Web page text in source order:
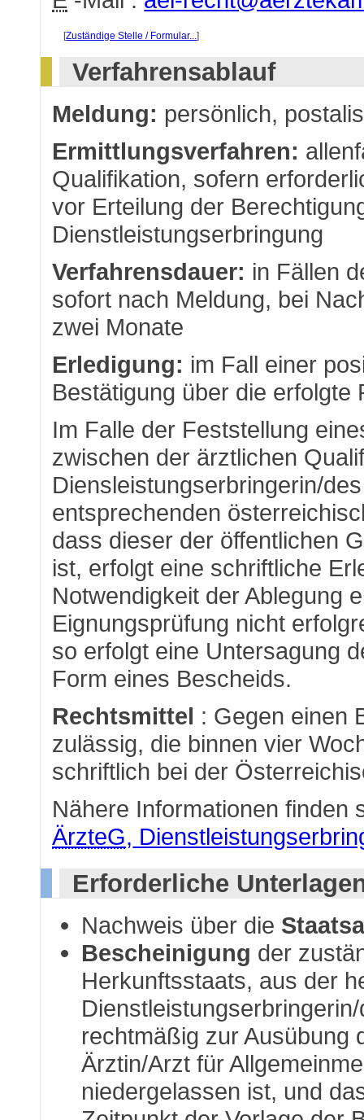
[Zuständige Stelle / Formular...]
Verfahrensablauf
Meldung: persönlich,
Ermittlungsverfahren:
Qualifikation, sofern
vor Erteilung der
Dienstleistungserbringung
Verfahrensdauer: in Fällen
sofort nach Meldung, bei
zwei Monate
Erledigung: im Fall einer
Bestätigung über die erfolgte
Im Falle der Feststellung
zwischen der ärztlichen
Diensleistungserbringerin/
entsprechenden
dass dieser der öffentlichen
ist, erfolgt eine schriftliche
Notwendigkeit der Ablegung
Eignungsprüfung nicht
so erfolgt eine Untersagung
Form eines Bescheids.
Rechtsmittel : Gegen einen
zulässig, die binnen vier
schriftlich bei der
Nähere Informationen finden
ÄrzteG,
Erforderliche
Nachweis über die
Bescheinigung der
Herkunftsstaats, aus der
rechtmäßig zur Ausübung
Ärztin/Arzt für
niedergelassen ist, und